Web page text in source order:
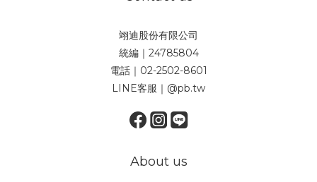
翊迪股份有限公司
統編｜24785804
電話｜02-2502-8601
LINE客服｜@pb.tw
About us